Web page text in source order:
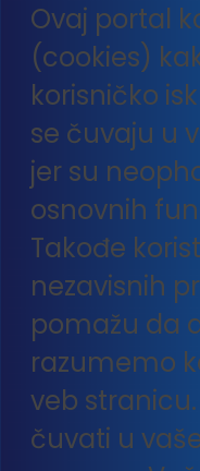
Ovaj portal
(cookies)
korisničko
se čuvaju u
jer su
osnovnih
Takođe
nezavisnih
pomažu da
razumemo
veb
čuvati u